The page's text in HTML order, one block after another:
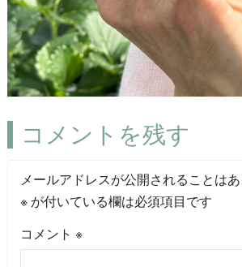
コメントを残す
メールアドレスが公開されることはあ
※が付いている欄は必須項目です
コメント ※